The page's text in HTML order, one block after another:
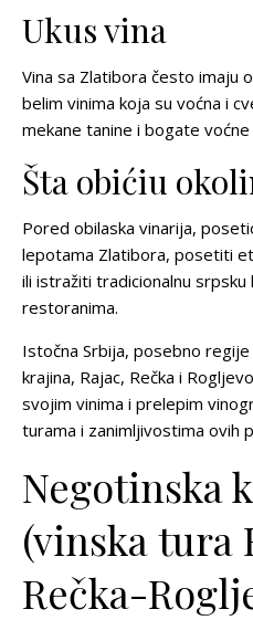
Ukus vina
Vina sa Zlatibora često imaju
belim vinima koja su voćna i
mekane tanine i bogate
Šta obićiu
Pored obilaska vinarija,
lepotama Zlatibora, posetiti
ili istražiti tradicionalnu srpsku
restoranima.
Istočna Srbija, posebno
krajina, Rajac, Rečka i
svojim vinima i prelepim
turama i zanimljivostima ovih
Negotinska
(vinska tura
Rečka-